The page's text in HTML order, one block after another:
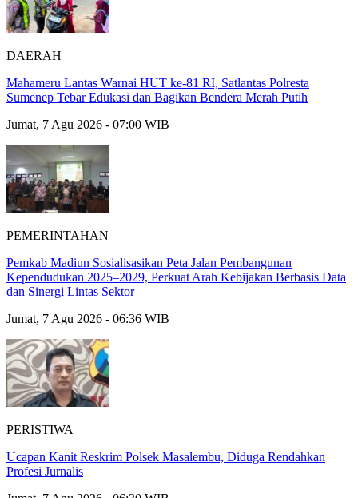
DAERAH
Mahameru Lantas Warnai HUT ke-81 RI, Satlantas Polresta
Sumenep Tebar Edukasi dan Bagikan Bendera Merah Putih
Jumat, 7 Agu 2026 - 07:00 WIB
PEMERINTAHAN
Pemkab Madiun Sosialisasikan Peta Jalan Pembangunan
Kependudukan 2025–2029, Perkuat Arah Kebijakan Berbasis Data
dan Sinergi Lintas Sektor
Jumat, 7 Agu 2026 - 06:36 WIB
PERISTIWA
Ucapan Kanit Reskrim Polsek Masalembu, Diduga Rendahkan
Profesi Jurnalis